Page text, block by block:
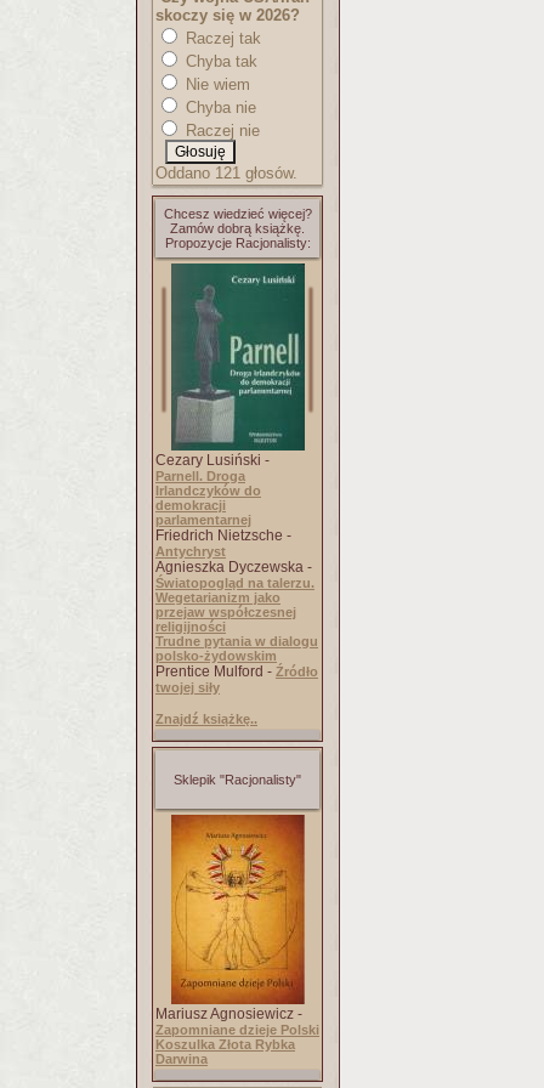
skoczy się w 2026?
Raczej tak
Chyba tak
Nie wiem
Chyba nie
Raczej nie
Oddano 121 głosów.
Chcesz wiedzieć więcej?
Zamów dobrą książkę.
Propozycje Racjonalisty:
Cezary Lusiński -
Parnell. Droga
Irlandczyków do
demokracji
parlamentarnej
Friedrich Nietzsche -
Antychryst
Agnieszka Dyczewska -
Światopogląd na talerzu.
Wegetarianizm jako
przejaw współczesnej
religijności
Trudne pytania w dialogu
polsko-żydowskim
Prentice Mulford - Źródło
twojej siły
Znajdź książkę..
Sklepik "Racjonalisty"
Mariusz Agnosiewicz -
Zapomniane dzieje Polski
Koszulka Złota Rybka
Darwina